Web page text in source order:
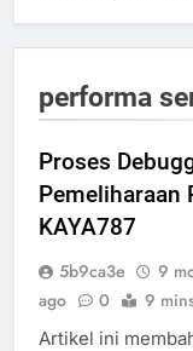
performa
Proses
Pemeliharaan
KAYA787
5b9ca3e
9
ago
0 9
Artikel ini